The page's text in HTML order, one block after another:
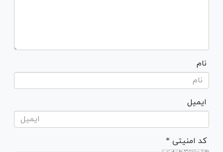
نام
ایمیل
* کد امنیتی